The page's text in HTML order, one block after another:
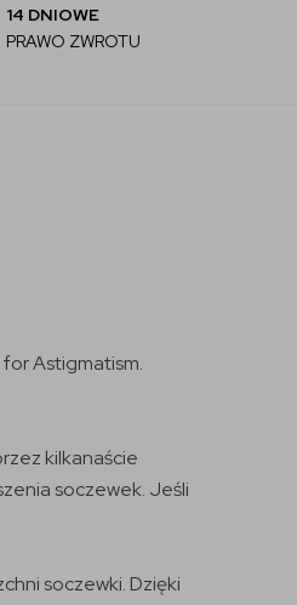
14 DNIOWE
PRAWO ZWROTU
Astigmatism.
kilkanaście
soczewek. Jeśli
soczewki. Dzięki